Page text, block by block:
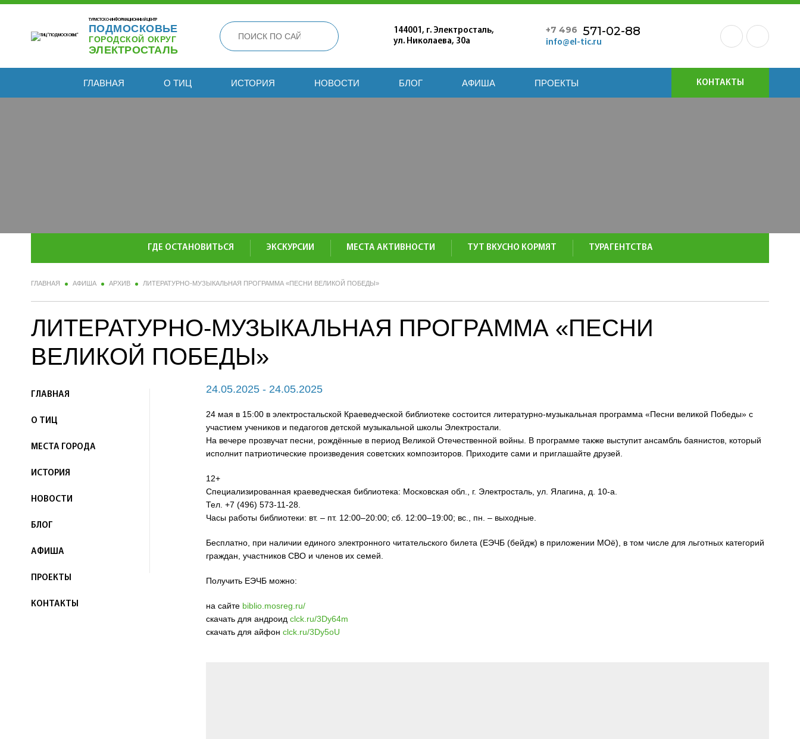
ТУРИСТСКО-ИНФОРМАЦИОННЫЙ ЦЕНТР
ПОДМОСКОВЬЕ
ГОРОДСКОЙ ОКРУГ
ЭЛЕКТРОСТАЛЬ
144001, г. Электросталь,
ул. Николаева, 30а
+7 496 571-02-88
info@el-tic.ru
ГЛАВНАЯ О ТИЦ ИСТОРИЯ НОВОСТИ БЛОГ АФИША ПРОЕКТЫ КОНТАКТЫ
ГДЕ ОСТАНОВИТЬСЯ ЭКСКУРСИИ МЕСТА АКТИВНОСТИ ТУТ ВКУСНО КОРМЯТ ТУРАГЕНТСТВА
ГЛАВНАЯ АФИША АРХИВ ЛИТЕРАТУРНО-МУЗЫКАЛЬНАЯ ПРОГРАММА «ПЕСНИ ВЕЛИКОЙ ПОБЕДЫ»
ЛИТЕРАТУРНО-МУЗЫКАЛЬНАЯ ПРОГРАММА «ПЕСНИ
ВЕЛИКОЙ ПОБЕДЫ»
ГЛАВНАЯ
О ТИЦ
МЕСТА ГОРОДА
ИСТОРИЯ
НОВОСТИ
БЛОГ
АФИША
ПРОЕКТЫ
КОНТАКТЫ
24.05.2025 - 24.05.2025
24 мая в 15:00 в электростальской Краеведческой библиотеке состоится литературно-музыкальная программа «Песни великой Победы» с
участием учеников и педагогов детской музыкальной школы Электростали.
На вечере прозвучат песни, рождённые в период Великой Отечественной войны. В программе также выступит ансамбль баянистов, который
исполнит патриотические произведения советских композиторов. Приходите сами и приглашайте друзей.
12+
Специализированная краеведческая библиотека: Московская обл., г. Электросталь, ул. Ялагина, д. 10-а.
Тел. +7 (496) 573-11-28.
Часы работы библиотеки: вт. – пт. 12:00–20:00; сб. 12:00–19:00; вс., пн. – выходные.
Бесплатно, при наличии единого электронного читательского билета (ЕЭЧБ (бейдж) в приложении МОё), в том числе для льготных категорий
граждан, участников СВО и членов их семей.
Получить ЕЭЧБ можно:
на сайте biblio.mosreg.ru/
скачать для андроид clck.ru/3Dy64m
скачать для айфон clck.ru/3Dy5oU